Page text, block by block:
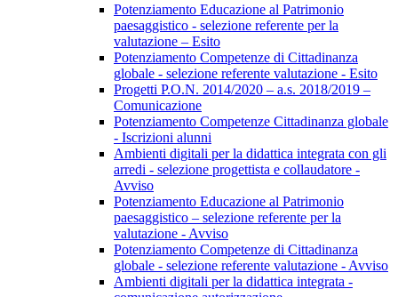
Potenziamento Educazione al Patrimonio
paesaggistico - selezione referente per la
valutazione – Esito
Potenziamento Competenze di Cittadinanza
globale - selezione referente valutazione - Esito
Progetti P.O.N. 2014/2020 – a.s. 2018/2019 –
Comunicazione
Potenziamento Competenze Cittadinanza globale
- Iscrizioni alunni
Ambienti digitali per la didattica integrata con gli
arredi - selezione progettista e collaudatore -
Avviso
Potenziamento Educazione al Patrimonio
paesaggistico – selezione referente per la
valutazione - Avviso
Potenziamento Competenze di Cittadinanza
globale - selezione referente valutazione - Avviso
Ambienti digitali per la didattica integrata -